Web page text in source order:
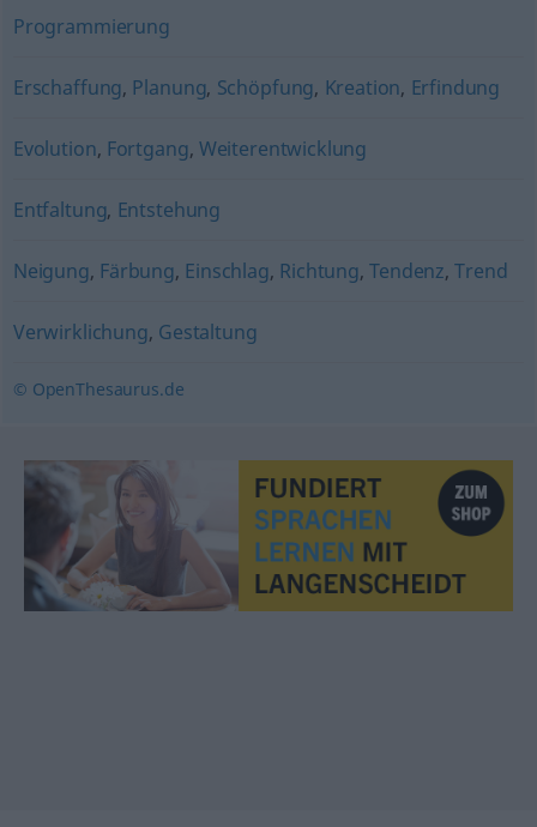
Programmierung
Erschaffung, Planung, Schöpfung, Kreation, Erfindung
Evolution, Fortgang, Weiterentwicklung
Entfaltung, Entstehung
Neigung, Färbung, Einschlag, Richtung,Tendenz,Trend
Verwirklichung, Gestaltung
© OpenThesaurus.de